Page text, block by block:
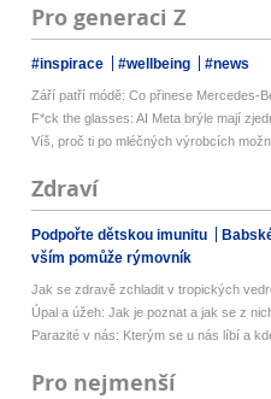
Pro generaci Z
#inspirace #wellbeing #news
Září patří módě: Co přinese Mercedes-
F*ck the glasses: AI Meta brýle mají
Víš, proč ti po mléčných výrobcích
Zdraví
Podpořte dětskou imunitu
vším pomůže rýmovník
Jak se zdravě zchladit v tropických
Úpal a úžeh: Jak je poznat a jak se z
Parazité v nás: Kterým se u nás líbí a
Pro nejmenší